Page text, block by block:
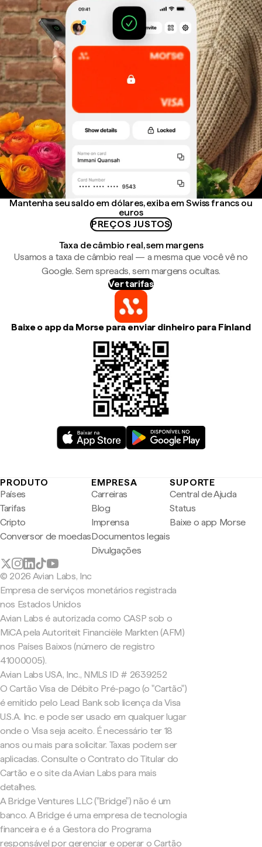
Mantenha seu saldo em dólares, exiba em Swiss francs ou
euros
PREÇOS JUSTOS
Taxa de câmbio real, sem margens
Usamos a taxa de câmbio real — a mesma que você vê no
Google. Sem spreads, sem margens ocultas.
Ver tarifas
Baixe o app da Morse para enviar dinheiro para Finland
PRODUTO
Países
Tarifas
Cripto
Conversor de moedas
EMPRESA
Carreiras
Blog
Imprensa
Documentos legais
Divulgações
SUPORTE
Central de Ajuda
Status
Baixe o app Morse
© 2026 Avian Labs, Inc
Empresa de serviços monetários registrada
nos Estados Unidos
Avian Labs é autorizada como CASP sob o
MiCA pela Autoriteit Financiële Markten (AFM)
nos Países Baixos (número de registro
41000005).
Avian Labs USA, Inc., NMLS ID # 2639252
O Cartão Visa de Débito Pré-pago (o "Cartão")
é emitido pelo Lead Bank sob licença da Visa
U.S.A. Inc. e pode ser usado em qualquer lugar
onde o Visa seja aceito. É necessário ter 18
anos ou mais para solicitar. Taxas podem ser
aplicadas. Consulte o Contrato do Titular do
Cartão e o site da Avian Labs para mais
detalhes.
A Bridge Ventures LLC ("Bridge") não é um
banco. A Bridge é uma empresa de tecnologia
financeira e é a Gestora do Programa
responsável por gerenciar e operar o Cartão